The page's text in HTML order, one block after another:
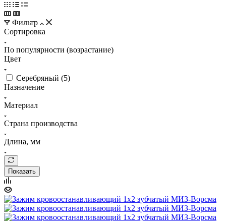
Фильтр
Сортировка
По популярности (возрастание)
Цвет
Серебряный (5)
Назначение
Материал
Страна производства
Длина, мм
Показать